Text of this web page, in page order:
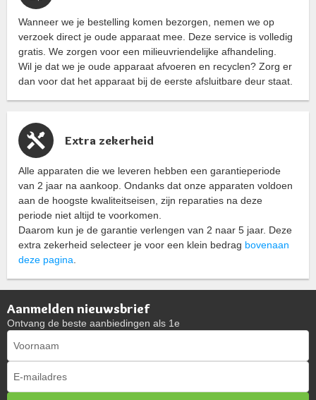
Wanneer we je bestelling komen bezorgen, nemen we op
verzoek direct je oude apparaat mee. Deze service is volledig
gratis. We zorgen voor een milieuvriendelijke afhandeling.
Wil je dat we je oude apparaat afvoeren en recyclen? Zorg er
dan voor dat het apparaat bij de eerste afsluitbare deur staat.
Extra zekerheid
Alle apparaten die we leveren hebben een garantieperiode
van 2 jaar na aankoop. Ondanks dat onze apparaten voldoen
aan de hoogste kwaliteitseisen, zijn reparaties na deze
periode niet altijd te voorkomen.
Daarom kun je de garantie verlengen van 2 naar 5 jaar. Deze
extra zekerheid selecteer je voor een klein bedrag bovenaan
deze pagina.
Aanmelden nieuwsbrief
Ontvang de beste aanbiedingen als 1e